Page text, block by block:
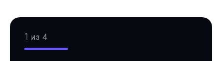
1 из 4